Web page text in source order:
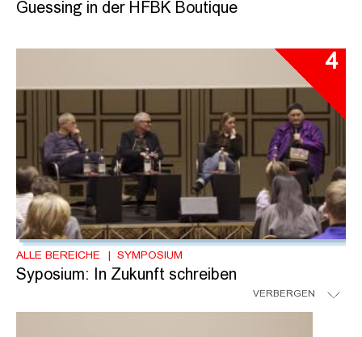
Guessing in der HFBK Boutique
4
ALLE BEREICHE SYMPOSIUM
Syposium: In Zukunft schreiben
VERBERGEN